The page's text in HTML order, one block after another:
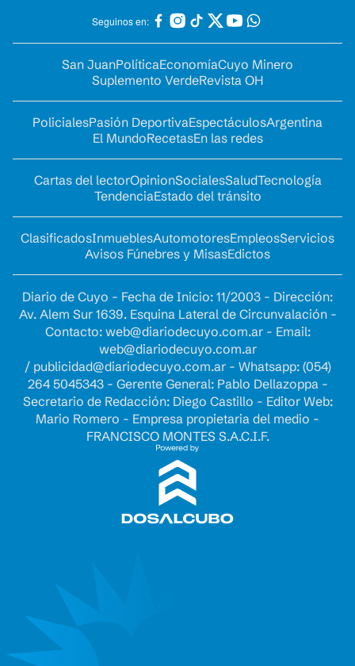
Seguinos en:
San JuanPolíticaEconomíaCuyo Minero
Suplemento VerdeRevista OH
PolicialesPasión DeportivaEspectáculosArgentina
El MundoRecetasEn las redes
Cartas del lectorOpinionSocialesSaludTecnología
TendenciaEstado del tránsito
ClasificadosInmueblesAutomotoresEmpleosServicios
Avisos Fúnebres y MisasEdictos
Diario de Cuyo - Fecha de Inicio: 11/2003 - Dirección:
Av. Alem Sur 1639. Esquina Lateral de Circunvalación -
Contacto: web@diariodecuyo.com.ar- Email:
web@diariodecuyo.com.ar
/ publicidad@diariodecuyo.com.ar- Whatsapp: (054)
264 5045343 - Gerente General: Pablo Dellazoppa -
Secretario de Redacción: Diego Castillo - Editor Web:
Mario Romero - Empresa propietaria del medio -
FRANCISCO MONTES S.A.C.I.F.